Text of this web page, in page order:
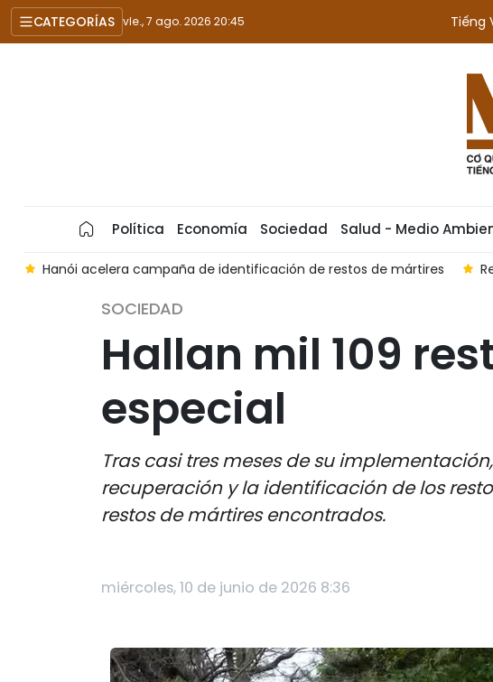
CATEGORÍAS vie., 7 ago. 2026 20:45 Tiếng
Política Economía Sociedad Salud - Medio
Hanói acelera campaña de identificación de restos de mártires
SOCIEDAD
Hallan mil 109
especial
Tras casi tres meses de su
recuperación y la identificación de los
restos de mártires encontrados.
miércoles, 10 de junio de 2026 8:36